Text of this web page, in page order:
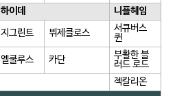
하이데 니플헤임
지그린트 뷔제클로스
서큐버스
퀸
엘쿨루스 카단
부활한 블
러드 로드
젝칼리온